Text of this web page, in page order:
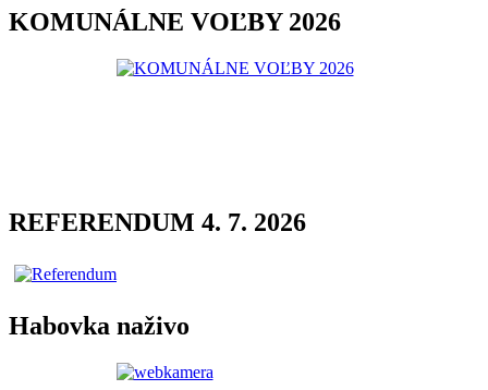
KOMUNÁLNE VOĽBY 2026
REFERENDUM 4. 7. 2026
Habovka naživo